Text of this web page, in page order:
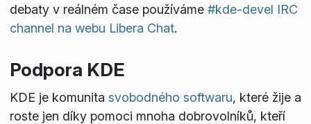
debaty v reálném čase používáme #kde-devel IRC
channel na webu Libera Chat.
Podpora KDE
KDE je komunita svobodného softwaru, které žije a
roste jen díky pomoci mnoha dobrovolníků, kteří